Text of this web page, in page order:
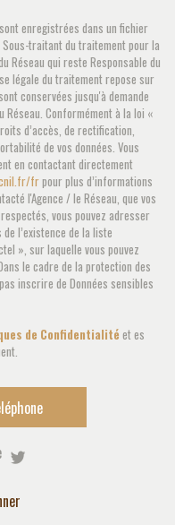
26 595
54,92 %
16,57 %
16,94 %
25,64 %
34,84 %
enregistrées dans un fichier
traitant du traitement pour la
Réseau qui reste Responsable du
légale du traitement repose sur
conservées jusqu'à demande
Conformément à la loi «
d’accès, de rectification,
de vos données. Vous
en contactant directement
frpour plus d’informations
l'Agence / le Réseau, que vos
vous pouvez adresser
l’existence de la liste
», sur laquelle vous pouvez
le cadre de la protection des
inscrire de Données sensibles
de Confidentialité et es